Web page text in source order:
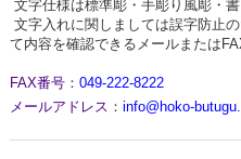
文字仕様は標準彫・手彫り風彫・
文字入れに関しましては誤字防止
て内容を確認できるメールまたは
FAX番号： 049-222-8222
メールアドレス ： info@hoko-